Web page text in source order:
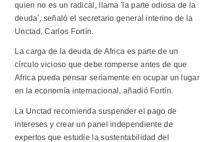
quien no es un radical, llama 'la parte odiosa de la
deuda', señaló el secretario general interino de la
Unctad, Carlos Fortín.
La carga de la deuda de Africa es parte de un
círculo vicioso que debe romperse antes de que
Africa pueda pensar seriamente en ocupar un lugar
en la economía internacional, añadió Fortín.
La Unctad recomienda suspender el pago de
intereses y crear un panel independiente de
expertos que estudie la sustentabilidad del